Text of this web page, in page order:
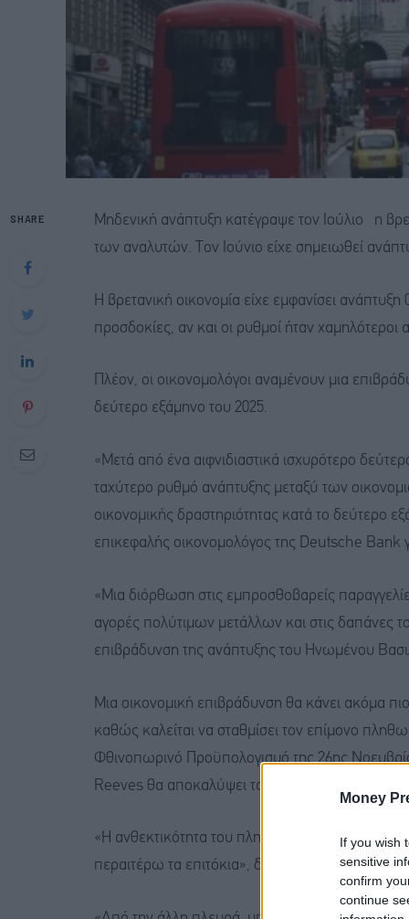
Money
If you wish
sensitive
confirm
continue
SHARE
Μηδενική ανάπτυξη κατέγραψε τον Ιούλιο η
των αναλυτών. Τον Ιούνιο είχε σημειωθεί
Η βρετανική οικονομία είχε εμφανίσει
προσδοκίες, αν και οι ρυθμοί ήταν
Πλέον, οι οικονομολόγοι αναμένουν μια
δεύτερο εξάμηνο του 2025.
«Μετά από ένα αιφνιδιαστικά ισχυρότερο
ταχύτερο ρυθμό ανάπτυξης μεταξύ των
οικονομικής δραστηριότητας κατά το δεύτερο
επικεφαλής οικονομολόγος της Deutsche Bank
«Μια διόρθωση στις εμπροσθοβαρείς
αγορές πολύτιμων μετάλλων και στις δαπάνες
επιβράδυνση της ανάπτυξης του Ηνωμένου
Μια οικονομική επιβράδυνση θα κάνει ακόμα
καθώς καλείται να σταθμίσει τον επίμονο
Φθινοπωρινό Προϋπολογισμό της 26ης
Reeves θα αποκαλύψει τα δημοσιονομικά της
«Η ανθεκτικότητα του πληθωρισμού προφανώς
περαιτέρω τα επιτόκια», δήλωσε στο CNBC ο